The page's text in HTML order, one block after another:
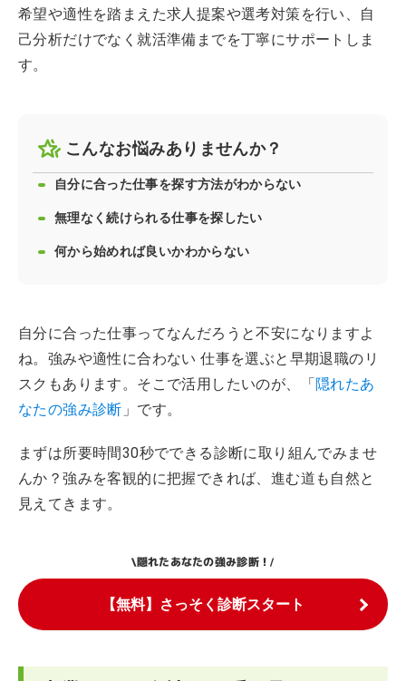
希望や適性を踏まえた求人提案や選考対策を行い、自
己分析だけでなく就活準備までを丁寧にサポートしま
す。
こんなお悩みありませんか？
自分に合った仕事を探す方法がわからない
無理なく続けられる仕事を探したい
何から始めれば良いかわからない
自分に合った仕事ってなんだろうと不安になりますよ
ね。強みや適性に合わない 仕事を選ぶと早期退職のリ
スクもあります。そこで活用したいのが、「 隠れたあ
なたの強み診断 」です。
まずは所要時間30秒でできる診断に取り組んでみませ
んか？強みを客観的に把握できれば、進む道も自然と
見えてきます。
\隠れたあなたの強み診断！/
【無料】さっそく診断スタート